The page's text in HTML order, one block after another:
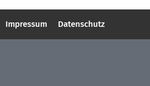
Impressum Datenschutz